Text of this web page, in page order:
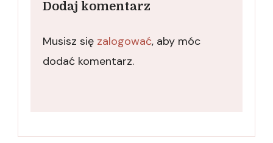
Dodaj komentarz
Musisz się zalogować, aby móc
dodać komentarz.